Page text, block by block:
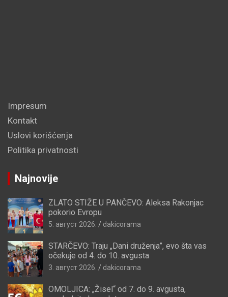
Impresum
Kontakt
Uslovi korišćenja
Politika privatnosti
Najnovije
ZLATO STIŽE U PANČEVO: Aleksa Rakonjac
pokorio Evropu
5. август 2026. dakicorama
STARČEVO: Traju „Dani druženja”, evo šta vas
očekuje od 4. do 10. avgusta
3. август 2026. dakicorama
OMOLJICA: „Žisel“ od 7. do 9. avgusta,